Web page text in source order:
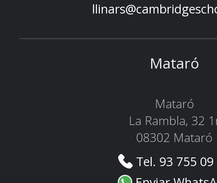
Mataró
Mataró
La Rambla, 32
08302 Mataró
Tel. 93 755